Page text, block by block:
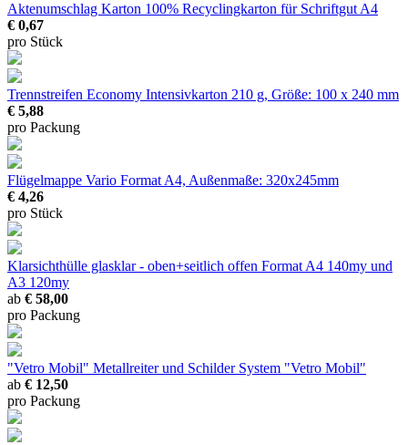
Aktenumschlag Karton 100% Recyclingkarton für Schriftgut A4
€ 0,67
pro Stück
Trennstreifen Economy Intensivkarton 210 g, Größe: 100 x 240 mm
€ 5,88
pro Packung
Flügelmappe Vario Format A4, Außenmaße: 320x245mm
€ 4,26
pro Stück
Klarsichthülle glasklar - oben+seitlich offen Format A4 140my und
A3 120my
ab € 58,00
pro Packung
"Vetro Mobil" Metallreiter und Schilder System "Vetro Mobil"
ab € 12,50
pro Packung